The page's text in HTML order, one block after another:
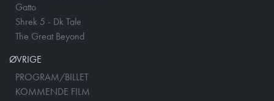
Gatto
Shrek 5 - Dk Tale
The Great Beyond
ØVRIGE
PROGRAM/BILLET
KOMMENDE FILM